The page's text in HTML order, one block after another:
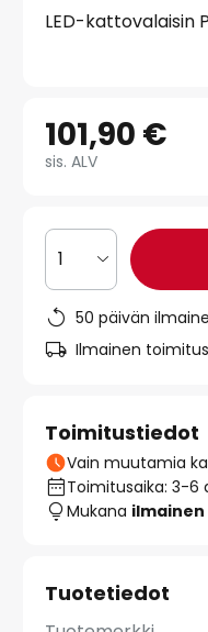
LED-kattovalaisin
101,90 €
sis. ALV
1
50 päivän
Ilmainen
Toimitustiedot
Vain muutamia
Toimitusaika: 3-6
Mukana
Tuotetiedot